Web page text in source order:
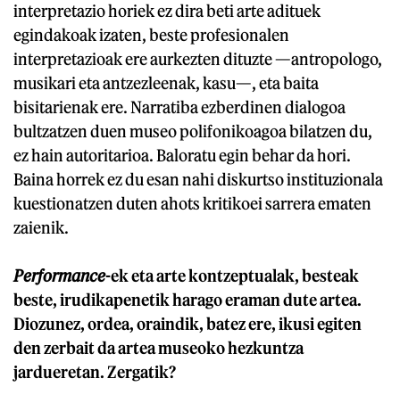
interpretazio horiek ez dira beti arte adituek
egindakoak izaten, beste profesionalen
interpretazioak ere aurkezten dituzte —antropologo,
musikari eta antzezleenak, kasu—, eta baita
bisitarienak ere. Narratiba ezberdinen dialogoa
bultzatzen duen museo polifonikoagoa bilatzen du,
ez hain autoritarioa. Baloratu egin behar da hori.
Baina horrek ez du esan nahi diskurtso instituzionala
kuestionatzen duten ahots kritikoei sarrera ematen
zaienik.
Performance-ek eta arte kontzeptualak, besteak
beste, irudikapenetik harago eraman dute artea.
Diozunez, ordea, oraindik, batez ere, ikusi egiten
den zerbait da artea museoko hezkuntza
jardueretan. Zergatik?